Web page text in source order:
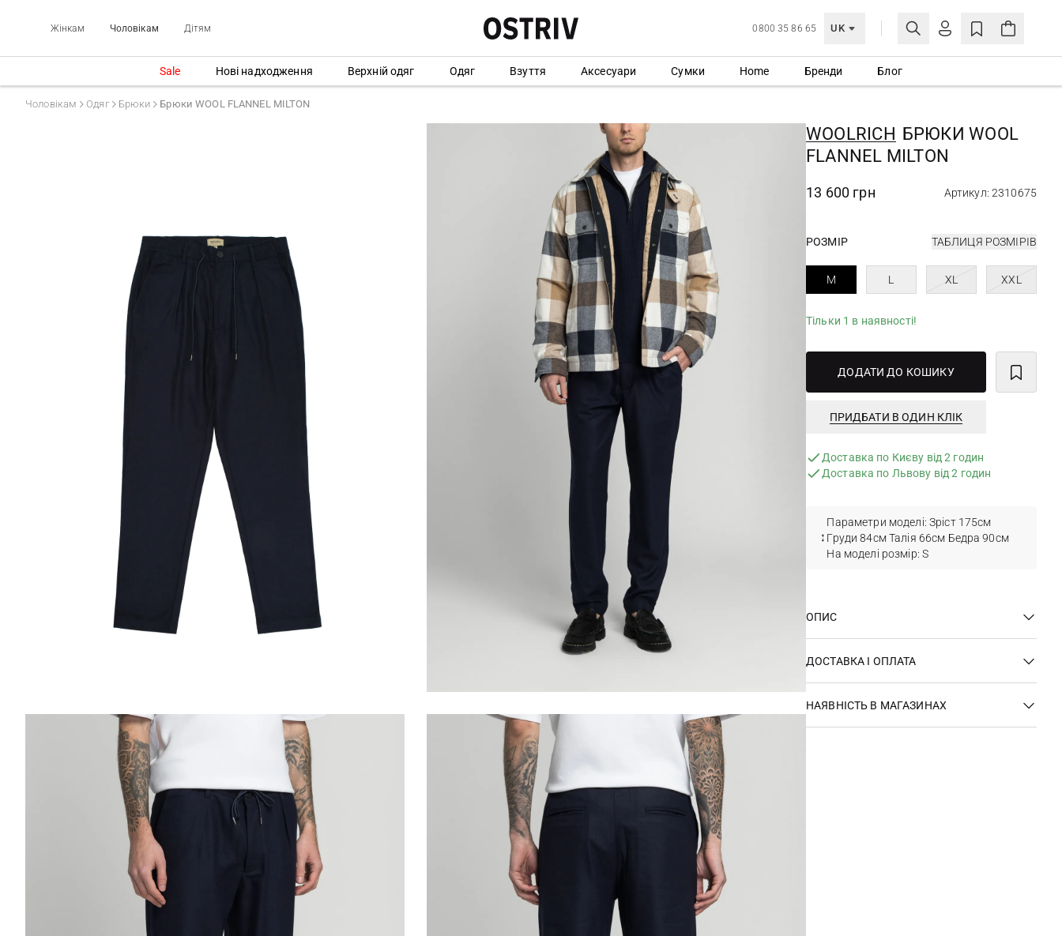
Жінкам Чоловікам Дітям 0800 35 86 65 UK
МОЯ ОБЛІКІВКА
Ще не зареєстровані?
СТВОРИТИ ОБЛІКІВКУ
Sale Нові надходження Верхній одяг Одяг Взуття Аксесуари Сумки Home Бренди Блог
Чоловікам Одяг Брюки Брюки WOOL FLANNEL MILTON
WOOLRICH БРЮКИ WOOL
FLANNEL MILTON
13 600 грн Артикул: 2310675
РОЗМІР ТАБЛИЦЯ РОЗМІРІВ
M L XL XXL
Тільки 1 в наявності!
ДОДАТИ ДО КОШИКУ
ПРИДБАТИ В ОДИН КЛІК
Доставка по Києву від 2 годин
Доставка по Львову від 2 годин
Параметри моделі: Зріст 175см
Груди 84см Талія 66см Бедра 90см
На моделі розмір: S
ОПИС
ДОСТАВКА І ОПЛАТА
НАЯВНІСТЬ В МАГАЗИНАХ